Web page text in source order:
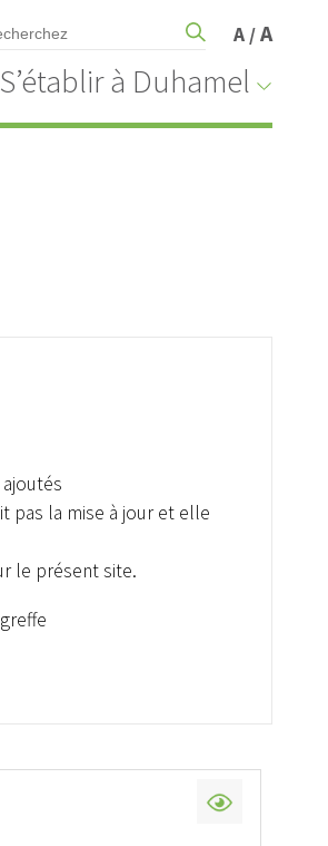
A /A
S’établir à Duhamel
pas la mise à jour et elle
le présent site.